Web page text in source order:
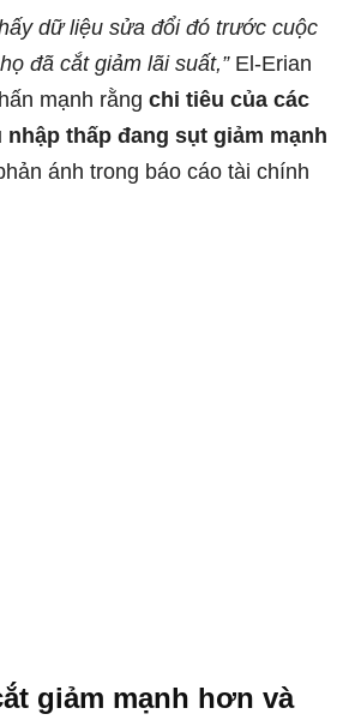
dữ liệu sửa đổi đó trước cuộc
đã cắt giảm lãi suất,”El-Erian
mạnh rằng chi tiêu của các
nhập thấp đang sụt giảm mạnh
ánh trong báo cáo tài chính
giảm mạnh hơn và